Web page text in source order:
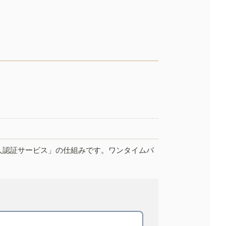
証サービス」の仕組みです。ワンタイムパ